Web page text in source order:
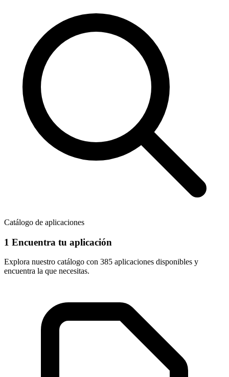
Catálogo de aplicaciones
1 Encuentra tu aplicación
Explora nuestro catálogo con 385 aplicaciones disponibles y
encuentra la que necesitas.